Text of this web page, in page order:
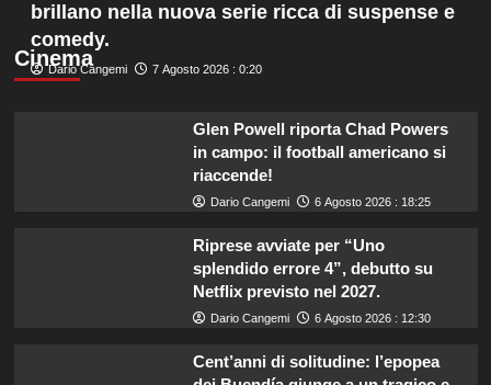
Cinema
brillano nella nuova serie ricca di suspense e
comedy.
Dario Cangemi 7 Agosto 2026 : 0:20
Glen Powell riporta Chad Powers
in campo: il football americano si
riaccende!
Dario Cangemi 6 Agosto 2026 : 18:25
Riprese avviate per “Uno
splendido errore 4”, debutto su
Netflix previsto nel 2027.
Dario Cangemi 6 Agosto 2026 : 12:30
Cent’anni di solitudine: l’epopea